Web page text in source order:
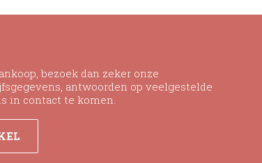
bezoek dan zeker onze
antwoorden op veelgestelde
in contact te komen.